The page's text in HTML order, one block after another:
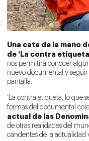
Una cata de la mano
de ‘La contra
nos permitirá conocer
nuevo documental y
pantalla.
‘La contra etiqueta, lo que
formas del documental
actual de las
de otras realidades del
candentes de la actualidad